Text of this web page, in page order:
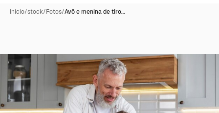
Início/stock/Fotos/Avô e menina de tiro…